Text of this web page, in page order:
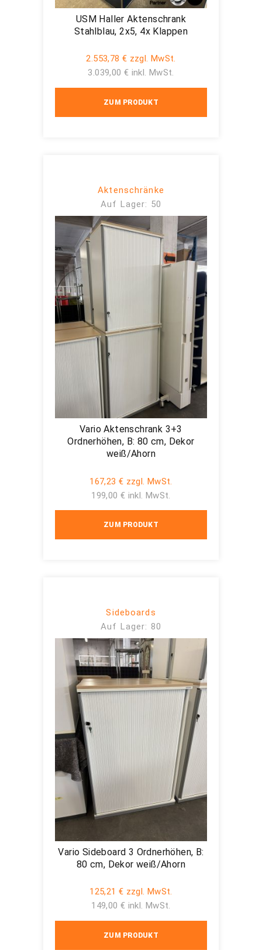
USM Haller Aktenschrank
Stahlblau, 2x5, 4x Klappen
2.553,78 € zzgl. MwSt.
3.039,00 € inkl. MwSt.
ZUM PRODUKT
Aktenschränke
Auf Lager: 50
Vario Aktenschrank 3+3
Ordnerhöhen, B: 80 cm, Dekor
weiß/Ahorn
167,23 € zzgl. MwSt.
199,00 € inkl. MwSt.
ZUM PRODUKT
Sideboards
Auf Lager: 80
Vario Sideboard 3 Ordnerhöhen, B:
80 cm, Dekor weiß/Ahorn
125,21 € zzgl. MwSt.
149,00 € inkl. MwSt.
ZUM PRODUKT